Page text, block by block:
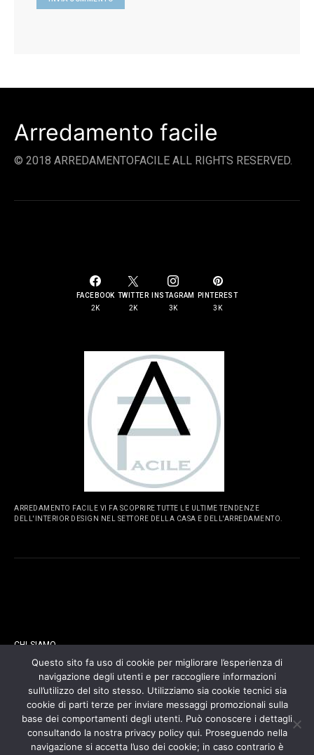
Arredamento facile
© 2018 ARREDAMENTOFACILE ALL RIGHTS RESERVED.
FACEBOOK
2K
TWITTER
2K
INSTAGRAM
3K
PINTEREST
3K
ARREDAMENTO FACILE VI FA SCOPRIRE TUTTE LE ULTIME TENDENZE
DELL'INTERIOR DESIGN NEL SETTORE DELLA CASA E DELL'ARREDAMENTO.
CHI SIAMO
CONTATTI
COOKIES POLICY
PRIVACY POLICY
Questo sito fa uso di cookie per migliorare l’esperienza di
navigazione degli utenti e per raccogliere informazioni
sull’utilizzo del sito stesso. Utilizziamo sia cookie tecnici sia
cookie di parti terze per inviare messaggi promozionali sulla
base dei comportamenti degli utenti. Può conoscere i dettagli
consultando la nostra privacy policy qui. Proseguendo nella
navigazione si accetta l’uso dei cookie; in caso contrario è